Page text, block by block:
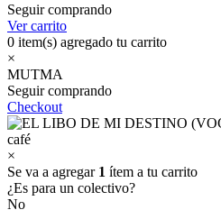
Seguir comprando
Ver carrito
0 item(s) agregado tu carrito
×
MUTMA
Seguir comprando
Checkout
×
Se va a agregar 1 ítem a tu carrito
¿Es para un colectivo?
No